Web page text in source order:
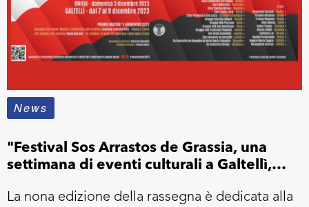
News
"Festival Sos Arrastos de Grassia, una
settimana di eventi culturali a Galtellì,
La nona edizione della rassegna è dedicata alla